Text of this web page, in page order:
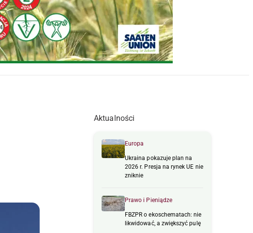
Aktualności
Europa
Ukraina pokazuje plan na
2026 r. Presja na rynek UE nie
zniknie
Prawo i Pieniądze
FBZPR o ekoschematach: nie
likwidować, a zwiększyć pulę